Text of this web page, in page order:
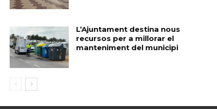
L’Ajuntament destina nous
recursos per a millorar el
manteniment del municipi